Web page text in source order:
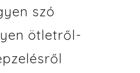
szó
ötletről-